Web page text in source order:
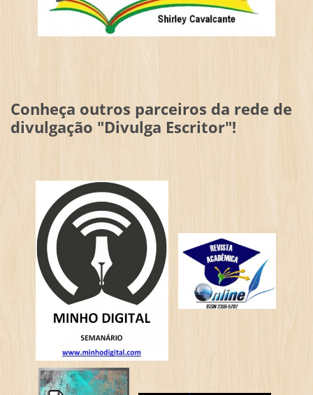
Conheça outros parceiros da rede de
divulgação "Divulga Escritor"!